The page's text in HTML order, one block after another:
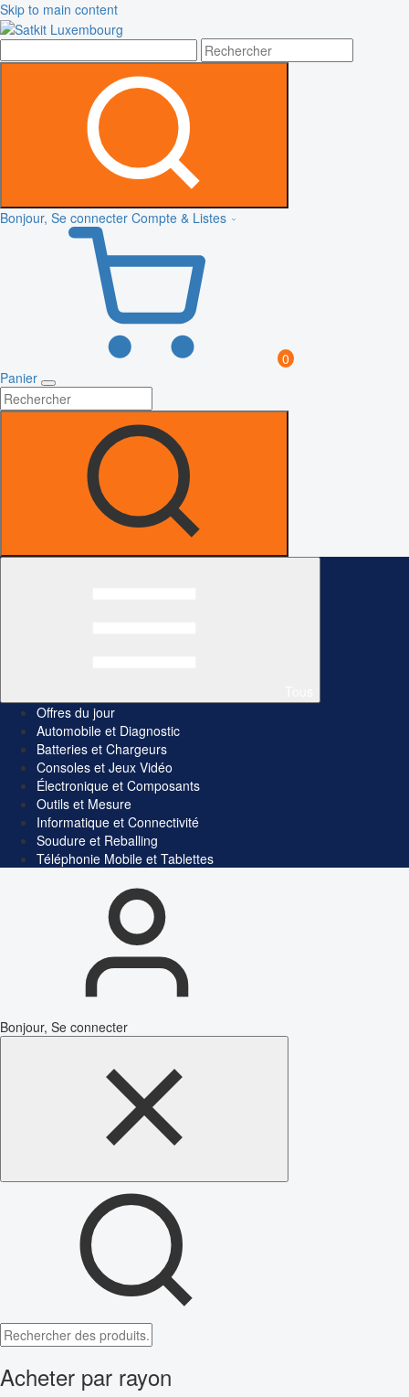
Skip to main content
Bonjour, Se connecter Compte & Listes
0
Panier
Offres du jour
Automobile et Diagnostic
Batteries et Chargeurs
Consoles et Jeux Vidéo
Électronique et Composants
Outils et Mesure
Informatique et Connectivité
Soudure et Reballing
Téléphonie Mobile et Tablettes
Bonjour, Se connecter
Acheter par rayon